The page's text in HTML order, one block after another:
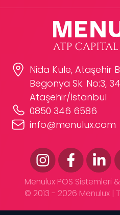
Menulux POS Sistemleri
© 2013 - 2026 Menulux |
Nida Kule, Ataşehir
Begonya Sk. No:3,
Ataşehir/İstanbul
0850 346 6586
info@menulux.com